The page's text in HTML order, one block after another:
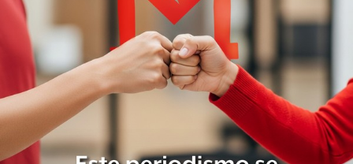
La modificación al artículo 21 de dicha ley, elimina el ser
mexicano por nacimiento y solo establece el requisito de
tener la calidad de ciudadano mexicano con goce de sus
derechos civiles.